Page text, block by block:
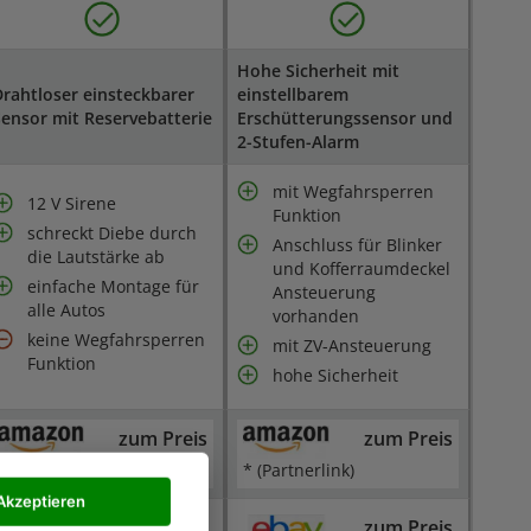
einsteckbarer
mit Reservebatterie
Hohe Sicherheit mit
einstellbarem
Erschütterungssensor und
2-Stufen-Alarm
12 V Sirene
schreckt Diebe durch
die Lautstärke ab
einfache Montage für
alle Autos
keine Wegfahrsperren
Funktion
mit Wegfahrsperren
Funktion
Anschluss für Blinker
und Kofferraumdeckel
Ansteuerung
vorhanden
mit ZV-Ansteuerung
hohe Sicherheit
zum Preis zum Preis
* (Partnerlink)